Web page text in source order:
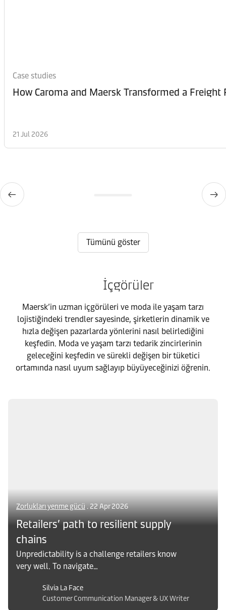
Case studies
How Caroma and Maersk Transformed a
21 Jul 2026
Tümünü göster
İçgörüler
Maersk’in uzman içgörüleri ve moda ile yaşam tarzı
lojistiğindeki trendler sayesinde, şirketlerin dinamik ve
hızla değişen pazarlarda yönlerini nasıl belirlediğini
keşfedin. Moda ve yaşam tarzı tedarik zincirlerinin
geleceğini keşfedin ve sürekli değişen bir tüketici
ortamında nasıl uyum sağlayıp büyüyeceğinizi öğrenin.
Zorlukları yenme gücü. 22 Apr 2026
Retailers’ path to resilient supply
chains
Unpredictability is a challenge retailers know
very well. To navigate
build resilient supply chains? Discover the
insights here.
Silvia La Face
Customer Communication Manager & UX Writer